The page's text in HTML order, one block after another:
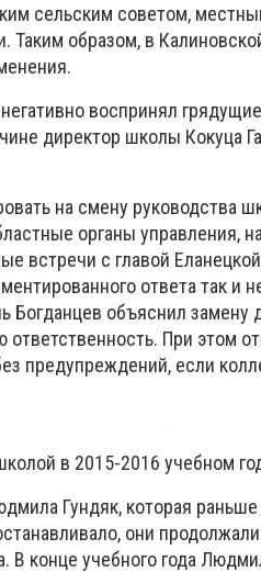
сельским советом,
Таким образом, в
воспринял
директор школы Кокуца
на смену руководства
органы управления,
встречи с главой
ответа так и
Богданцев объяснил
ответственность. При этом
предупреждений, если
в 2015-2016 учебном
Гундяк, которая
они
В конце учебного года